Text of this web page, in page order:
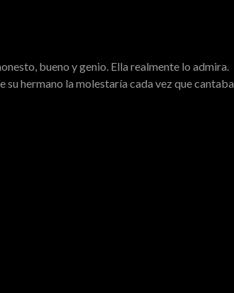
bueno y genio. Ella realmente lo admira.
su hermano la molestaría cada vez que cantaba